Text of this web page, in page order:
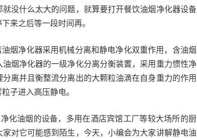
没什么太大的问题，就算要打开餐饮油烟净化器设备
来之后等一段时间再。
烟净化器采用机械分离和静电净化双重作用，含油烟
烟净化器的一级净化分离分衡装置，采用重力惯性净
离并且衡整流分离出的大颗粒油滴在自身重力的作用
子进入高压静电。
化油烟的设备，多用在酒店宾馆工厂等较大场所的厨
对它可能感到陌生，今天，小编会为大家讲解静电油